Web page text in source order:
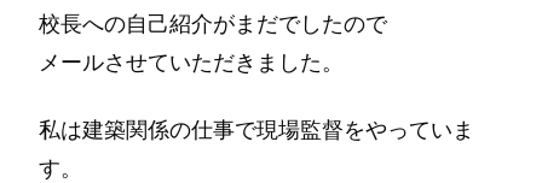
校長への自己紹介がまだでしたので
メールさせていただきました。
私は建築関係の仕事で現場監督をやっていま
す。